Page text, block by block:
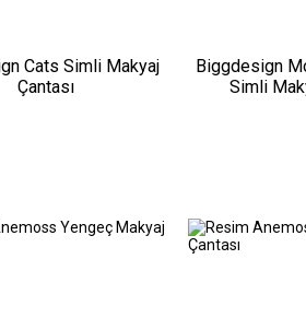
Cats Simli Makyaj
Çantası
Biggdesign
Simli